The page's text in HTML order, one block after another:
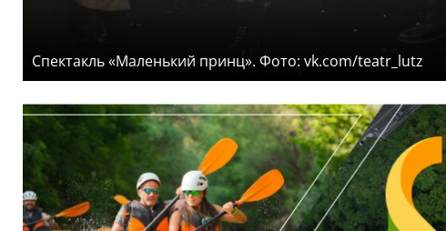
Спектакль «Маленький принц». Фото: vk.com/teatr_lutz